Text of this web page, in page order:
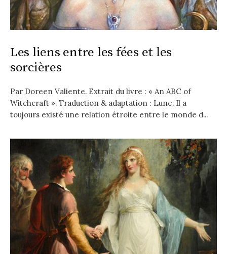
Les liens entre les fées et les
sorcières
Par Doreen Valiente. Extrait du livre : « An ABC of
Witchcraft ». Traduction & adaptation : Lune. Il a
toujours existé une relation étroite entre le monde d...